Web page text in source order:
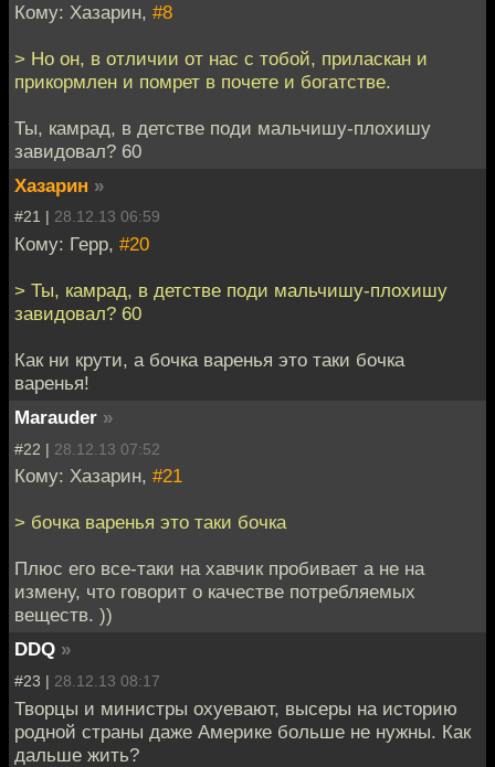
Кому: Хазарин, #8
> Но он, в отличии от нас с тобой, приласкан и
прикормлен и помрет в почете и богатстве.
Ты, камрад, в детстве поди мальчишу-плохишу
завидовал? 60
Хазарин »
#21 | 28.12.13 06:59
Кому: Герр, #20
> Ты, камрад, в детстве поди мальчишу-плохишу
завидовал? 60
Как ни крути, а бочка варенья это таки бочка
варенья!
Marauder »
#22 | 28.12.13 07:52
Кому: Хазарин, #21
> бочка варенья это таки бочка
Плюс его все-таки на хавчик пробивает а не на
измену, что говорит о качестве потребляемых
веществ. ))
DDQ »
#23 | 28.12.13 08:17
Творцы и министры охуевают, высеры на историю
родной страны даже Америке больше не нужны. Как
дальше жить?